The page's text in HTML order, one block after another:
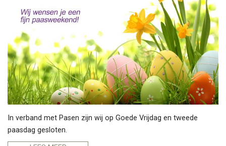
In verband met Pasen zijn wij op Goede Vrijdag en tweede
paasdag gesloten.